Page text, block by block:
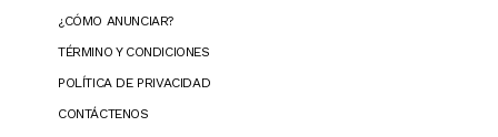
¿CÓMO ANUNCIAR?
TÉRMINO Y CONDICIONES
POLÍTICA DE PRIVACIDAD
CONTÁCTENOS